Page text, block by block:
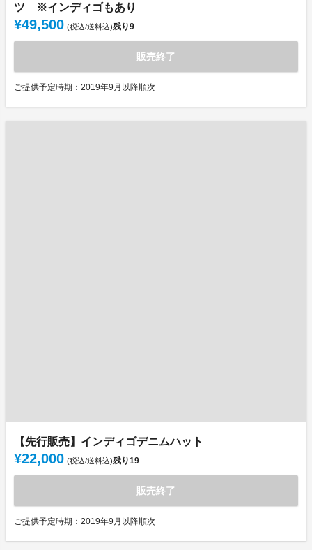
ツ ※インディゴもあり
¥49,500 (税込/送料込)残り9
販売終了
ご提供予定時期：2019年9月以降順次
【先行販売】インディゴデニムハット
¥22,000 (税込/送料込)残り19
販売終了
ご提供予定時期：2019年9月以降順次